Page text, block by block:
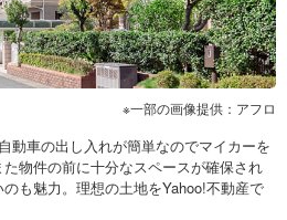
一部の画像提供：アフロ
動車の出し入れが簡単なのでマイカーを
物件の前に十分なスペースが確保され
も魅力。理想の土地をYahoo!不動産で